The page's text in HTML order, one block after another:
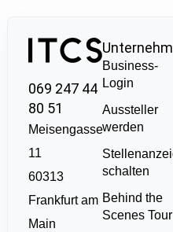
069 247 44
80 51
Meisengasse
11
60313
Frankfurt am
Main
Business-
Login
Aussteller
werden
schalten
Behind the
Scenes Tour